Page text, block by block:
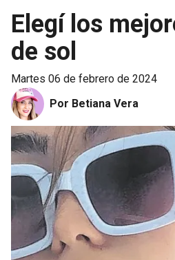
Elegí los
de sol
martes 06 de febrero de 2024
Por Betiana Vera